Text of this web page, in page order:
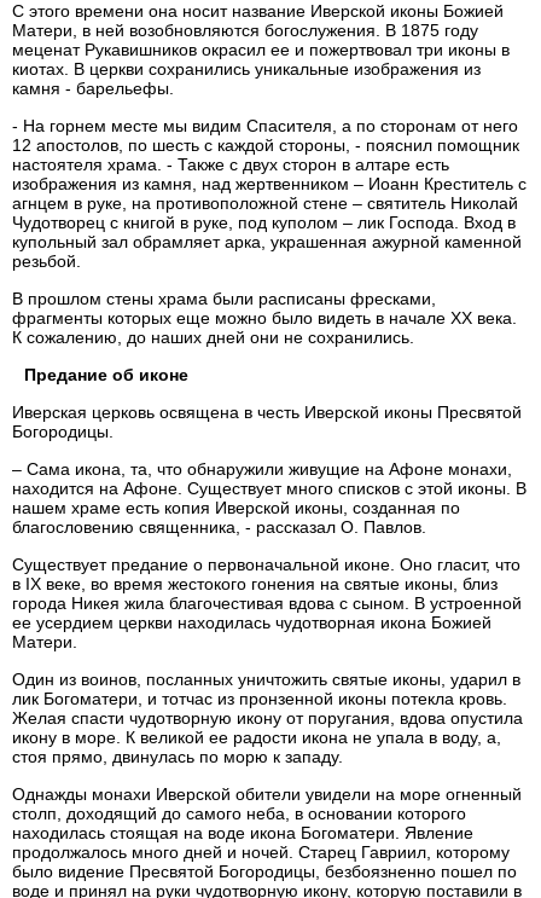
С этого времени она носит название Иверской иконы Божией
Матери, в ней возобновляются богослужения. В 1875 году
меценат Рукавишников окрасил ее и пожертвовал три иконы в
киотах. В церкви сохранились уникальные изображения из
камня - барельефы.
- На горнем месте мы видим Спасителя, а по сторонам от него
12 апостолов, по шесть с каждой стороны, - пояснил помощник
настоятеля храма. - Также с двух сторон в алтаре есть
изображения из камня, над жертвенником – Иоанн Креститель с
агнцем в руке, на противоположной стене – святитель Николай
Чудотворец с книгой в руке, под куполом – лик Господа. Вход в
купольный зал обрамляет арка, украшенная ажурной каменной
резьбой.
В прошлом стены храма были расписаны фресками,
фрагменты которых еще можно было видеть в начале ХХ века.
К сожалению, до наших дней они не сохранились.
Предание об иконе
Иверская церковь освящена в честь Иверской иконы Пресвятой
Богородицы.
– Сама икона, та, что обнаружили живущие на Афоне монахи,
находится на Афоне. Существует много списков с этой иконы. В
нашем храме есть копия Иверской иконы, созданная по
благословению священника, - рассказал О. Павлов.
Существует предание о первоначальной иконе. Оно гласит, что
в IX веке, во время жестокого гонения на святые иконы, близ
города Никея жила благочестивая вдова с сыном. В устроенной
ее усердием церкви находилась чудотворная икона Божией
Матери.
Один из воинов, посланных уничтожить святые иконы, ударил в
лик Богоматери, и тотчас из пронзенной иконы потекла кровь.
Желая спасти чудотворную икону от поругания, вдова опустила
икону в море. К великой ее радости икона не упала в воду, а,
стоя прямо, двинулась по морю к западу.
Однажды монахи Иверской обители увидели на море огненный
столп, доходящий до самого неба, в основании которого
находилась стоящая на воде икона Богоматери. Явление
продолжалось много дней и ночей. Старец Гавриил, которому
было видение Пресвятой Богородицы, безбоязненно пошел по
воде и принял на руки чудотворную икону, которую поставили в